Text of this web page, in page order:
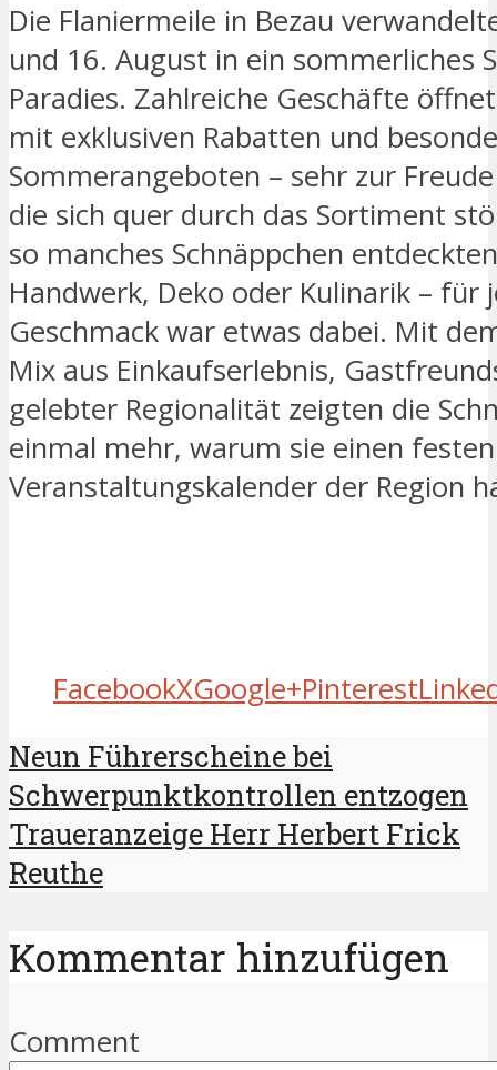
Die Flaniermeile in Bezau
und 16. August in ein sommerliches
Paradies. Zahlreiche Geschäfte
mit exklusiven Rabatten und
Sommerangeboten – sehr zur
die sich quer durch das Sortiment
so manches Schnäppchen
Handwerk, Deko oder Kulinarik – für
Geschmack war etwas dabei. Mit
Mix aus Einkaufserlebnis,
gelebter Regionalität zeigten die
einmal mehr, warum sie einen
Veranstaltungskalender der Region
FacebookXGoogle+Pinterest
Neun Führerscheine bei
Schwerpunktkontrollen entzogen
Traueranzeige Herr Herbert Frick
Reuthe
Kommentar hinzufügen
Comment